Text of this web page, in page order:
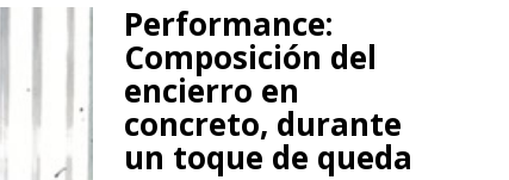
Performance:
Composición del
encierro en
concreto, durante
un toque de queda